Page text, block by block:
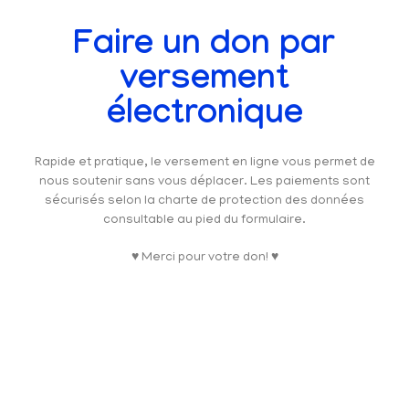
Faire un don par
versement
électronique
Rapide et pratique, le versement en ligne vous permet de
nous soutenir sans vous déplacer. Les paiements sont
sécurisés selon la charte de protection des données
consultable au pied du formulaire.
♥ Merci pour votre don! ♥